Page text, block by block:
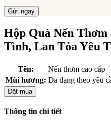
Hộp Quà Nến
Tình, Lan Tỏa Yêu
Tên:
Nến thơm cao cấp
Mùi hương: Đa dạng theo yêu
Đặt mua
Thông tin chi tiết